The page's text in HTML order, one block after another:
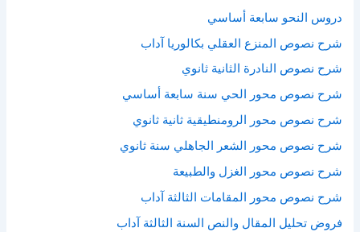
دروس النحو سابعة أساسي
شرح نصوص المنزع العقلي بكالوريا آداب
شرح نصوص النادرة الثانية ثانوي
شرح نصوص محور الحي سنة سابعة أساسي
شرح نصوص محور الرومنطيقية ثانية ثانوي
شرح نصوص محور الشعر الجاهلي سنة ثانوي
شرح نصوص محور الغزل والطبيعة
شرح نصوص محور المقامات الثالثة آداب
فروض تحليل المقال والنص السنة الثالثة آداب